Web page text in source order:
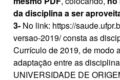
da disciplina a ser
3- No link: https://
versao-2019/ consta as
Currículo de 2019, de modo
adaptação entre as
UNIVERSIDADE DE